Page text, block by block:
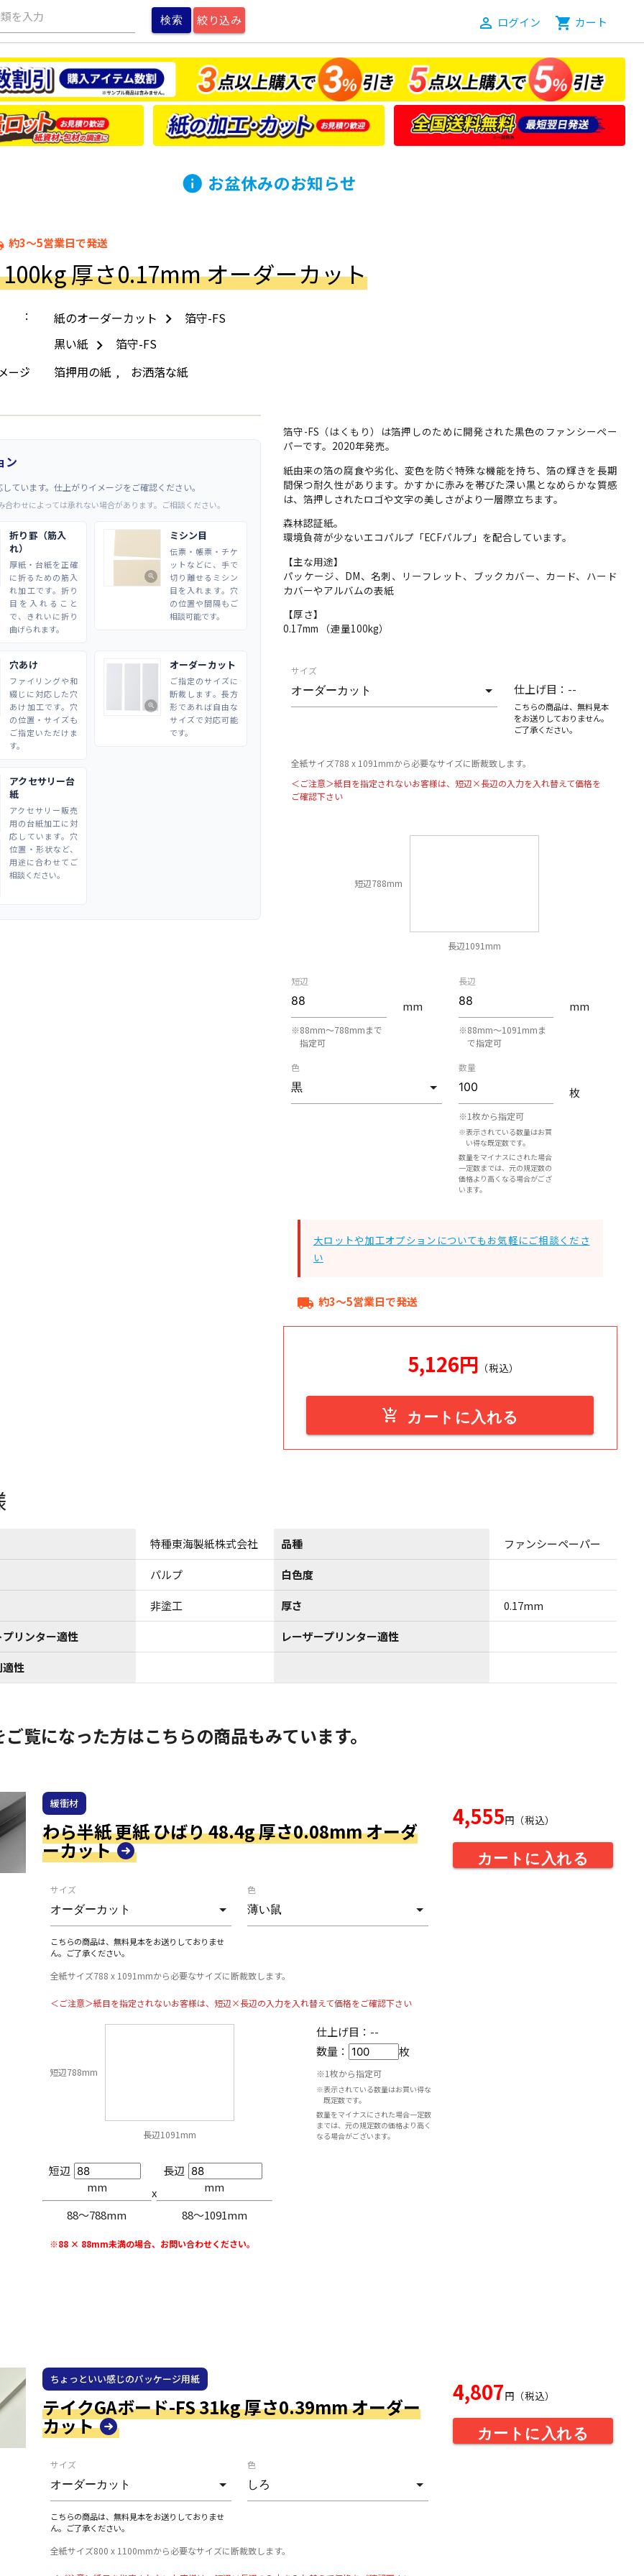
を入力 絞り込み person_outline ログイン shopping_cart カート
info お盆休みのお知らせ
約3～5営業日で発送
100kg 厚さ0.17mm オーダーカット
紙のオーダーカット
箔守-FS
黒い紙
箔守-FS
ージ 箔押用の紙, お洒落な紙
ン
ています。仕上がりイメージをご確認ください。
わせによっては承れない場合があります。ご相談ください。
折り罫（筋入
れ）
厚紙・台紙を正確
に折るための筋入
れ加工です。折り
目を入れること
で、きれいに折り
曲げられます。
zoom_in
ミシン目
伝票・帳票・チケ
ットなどに、手で
切り離せるミシン
目を入れます。穴
の位置や間隔もご
相談可能です。
穴あけ
ファイリングや和
綴じに対応した穴
あけ加工です。穴
の位置・サイズも
ご指定いただけま
す。
zoom_in
オーダーカット
ご指定のサイズに
断裁します。長方
形であれば自由な
サイズで対応可能
です。
アクセサリー台
紙
アクセサリー販売
用の台紙加工に対
応しています。穴
位置・形状など、
用途に合わせてご
相談ください。
箔守-FS（はくもり）は箔押しのために開発された黒色のファンシーペー
パーです。2020年発売。
紙由来の箔の腐食や劣化、変色を防ぐ特殊な機能を持ち、箔の輝きを長期
間保つ耐久性があります。かすかに赤みを帯びた深い黒となめらかな質感
は、箔押しされたロゴや文字の美しさがより一層際立ちます。
森林認証紙。
環境負荷が少ないエコパルプ「ECFパルプ」を配合しています。
【主な用途】
パッケージ、DM、名刺、リーフレット、ブックカバー、カード、ハード
カバーやアルバムの表紙
【厚さ】
0.17mm （連量100kg）
サイズ
仕上げ目： --
こちらの商品は、無料見本
をお送りしておりません。
ご了承ください。
全紙サイズ788 x 1091mmから必要なサイズに断裁致します。
＜ご注意＞紙目を指定されないお客様は、短辺×長辺の入力を入れ替えて価格を
ご確認下さい
短辺788mm
長辺1091mm
短辺
※88mm〜788mmまで
指定可
mm
長辺
※88mm〜1091mmま
で指定可
mm
色 数量
※1枚から指定可
※表示されている数量はお買
い得な既定数です。
数量をマイナスにされた場合
一定数までは、元の規定数の
価格より高くなる場合がござ
います。
枚
大ロットや加工オプションについてもお気軽にご相談くださ
い
local_shipping 約3～5営業日で発送
5,126円 （税込）
add_shopping_cart カートに入れる
特種東海製紙株式会社 品種 ファンシーペーパー
パルプ 白色度
非塗工 厚さ 0.17mm
リンター適性 レーザープリンター適性
性
覧になった方はこちらの商品もみています。
緩衝材
わら半紙 更紙 ひばり 48.4g 厚さ0.08mm オーダ
ーカット
サイズ
こちらの商品は、無料見本をお送りしておりませ
ん。ご了承ください。
色
全紙サイズ788 x 1091mmから必要なサイズに断裁致します。
＜ご注意＞紙目を指定されないお客様は、短辺×長辺の入力を入れ替えて価格をご確認下さい
短辺788mm
長辺1091mm
仕上げ目： --
数量：
枚
※1枚から指定可
※表示されている数量はお買い得な
既定数です。
数量をマイナスにされた場合一定数
までは、元の規定数の価格より高く
なる場合がございます。
短辺
mm
88〜788mm
x
長辺
mm
88〜1091mm
※88 × 88mm未満の場合、お問い合わせください。
4,555円（税込）
カートに入れる
ちょっといい感じのパッケージ用紙
テイクGAボード-FS 31kg 厚さ0.39mm オーダー
カット
サイズ
こちらの商品は、無料見本をお送りしておりませ
ん。ご了承ください。
色
全紙サイズ800 x 1100mmから必要なサイズに断裁致します。
4,807円（税込）
カートに入れる